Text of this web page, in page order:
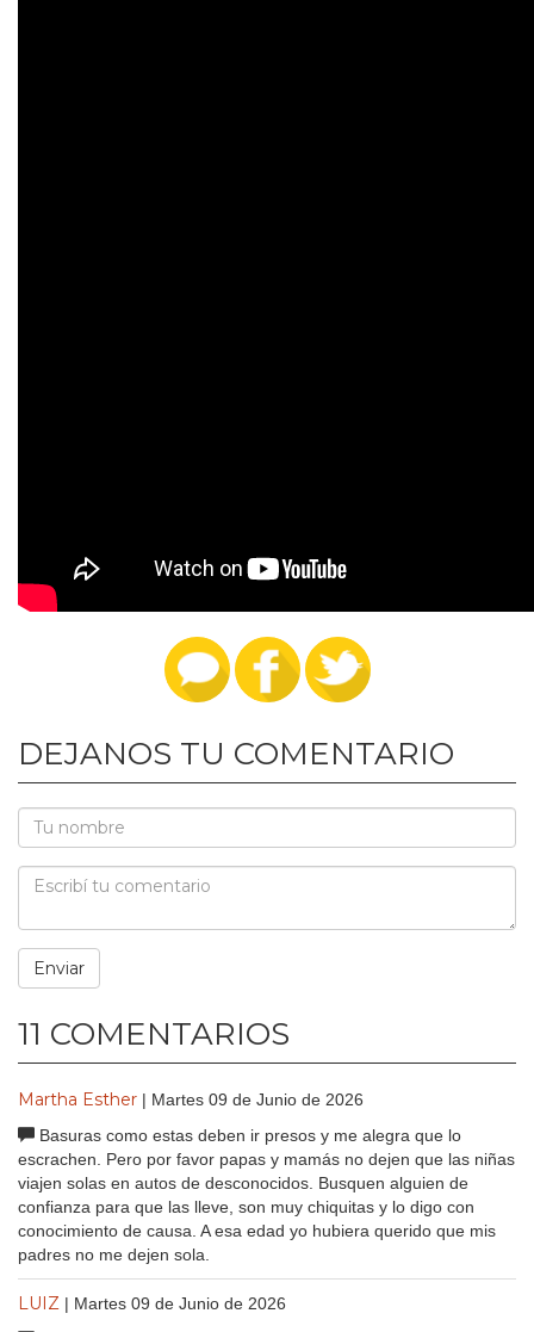
DEJANOS TU COMENTARIO
11 COMENTARIOS
Martha Esther | Martes 09 de Junio de 2026
Basuras como estas deben ir presos y me alegra que lo
escrachen. Pero por favor papas y mamás no dejen que las niñas
viajen solas en autos de desconocidos. Busquen alguien de
confianza para que las lleve, son muy chiquitas y lo digo con
conocimiento de causa. A esa edad yo hubiera querido que mis
padres no me dejen sola.
LUIZ | Martes 09 de Junio de 2026